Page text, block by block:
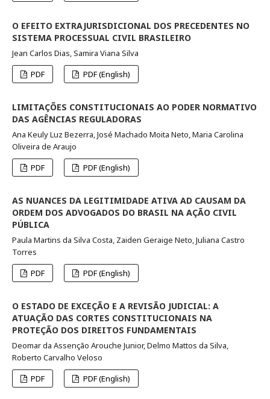
O EFEITO EXTRAJURISDICIONAL DOS PRECEDENTES NO
SISTEMA PROCESSUAL CIVIL BRASILEIRO
Jean Carlos Dias, Samira Viana Silva
PDF
PDF (English)
LIMITAÇÕES CONSTITUCIONAIS AO PODER NORMATIVO
DAS AGÊNCIAS REGULADORAS
Ana Keuly Luz Bezerra, José Machado Moita Neto, Maria Carolina
Oliveira de Araujo
PDF
PDF (English)
AS NUANCES DA LEGITIMIDADE ATIVA AD CAUSAM DA
ORDEM DOS ADVOGADOS DO BRASIL NA AÇÃO CIVIL
PÚBLICA
Paula Martins da Silva Costa, Zaiden Geraige Neto, Juliana Castro
Torres
PDF
PDF (English)
O ESTADO DE EXCEÇÃO E A REVISÃO JUDICIAL: A
ATUAÇÃO DAS CORTES CONSTITUCIONAIS NA
PROTEÇÃO DOS DIREITOS FUNDAMENTAIS
Deomar da Assenção Arouche Junior, Delmo Mattos da Silva,
Roberto Carvalho Veloso
PDF
PDF (English)